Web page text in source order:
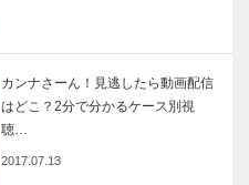
カンナさーん！見逃したら動画配信
はどこ？2分で分かるケース別視
聴…
2017.07.13